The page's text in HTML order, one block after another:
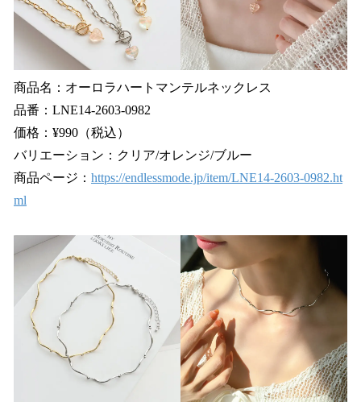
商品名：オーロラハートマンテルネックレス
品番：LNE14-2603-0982
価格：¥990（税込）
バリエーション：クリア/オレンジ/ブルー
商品ページ： https://endlessmode.jp/item/LNE14-2603-0982.ht
ml